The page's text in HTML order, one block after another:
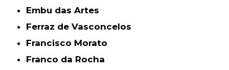
Embu das Artes
Ferraz de Vasconcelos
Francisco Morato
Franco da Rocha